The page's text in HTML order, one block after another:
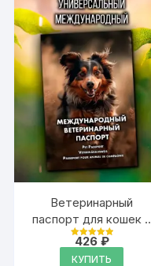
Ветеринарный
паспорт для кошек и
собак
международный
Оценка
из 5
426 ₽
КУПИТЬ